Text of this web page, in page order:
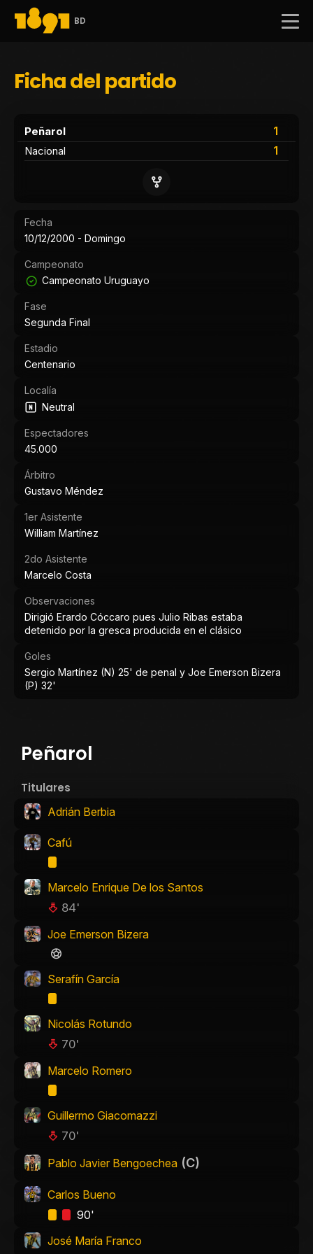
BD
Ficha del partido
Peñarol
1
1
Nacional
Fecha
10/12/2000 - Domingo
Campeonato
Campeonato Uruguayo
Fase
Segunda Final
Estadio
Centenario
Localía
Neutral
Espectadores
45.000
Árbitro
Gustavo Méndez
1er Asistente
William Martínez
2do Asistente
Marcelo Costa
Observaciones
Dirigió Erardo Cóccaro pues Julio Ribas estaba
detenido por la gresca producida en el clásico
Goles
Sergio Martínez (N) 25' de penal y Joe Emerson Bizera
(P) 32'
Peñarol
Titulares
Adrián Berbia
Cafú
Marcelo Enrique De los Santos
84'
Joe Emerson Bizera
Serafín García
Nicolás Rotundo
70'
Marcelo Romero
Guillermo Giacomazzi
70'
Pablo Javier Bengoechea (C)
Carlos Bueno
90'
José María Franco